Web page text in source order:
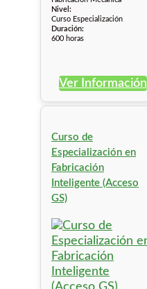
Nivel:
Curso Especialización
Duración:
600 horas
Ver Información
Curso de
Especialización en
Fabricación
Inteligente (Acceso
GS)